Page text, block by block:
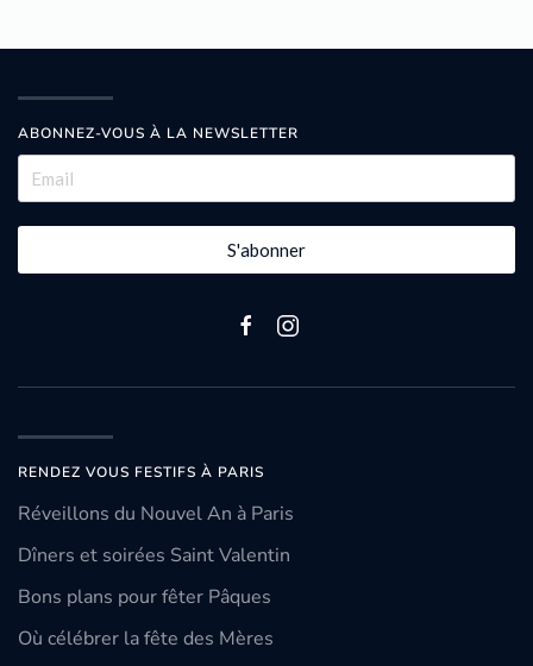
ABONNEZ-VOUS À LA NEWSLETTER
S'abonner
RENDEZ VOUS FESTIFS À PARIS
Réveillons du Nouvel An à Paris
Dîners et soirées Saint Valentin
Bons plans pour fêter Pâques
Où célébrer la fête des Mères